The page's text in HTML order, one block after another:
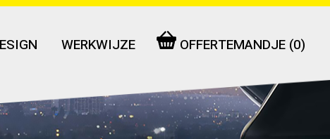
WERKWIJZE OFFERTEMANDJE (0)